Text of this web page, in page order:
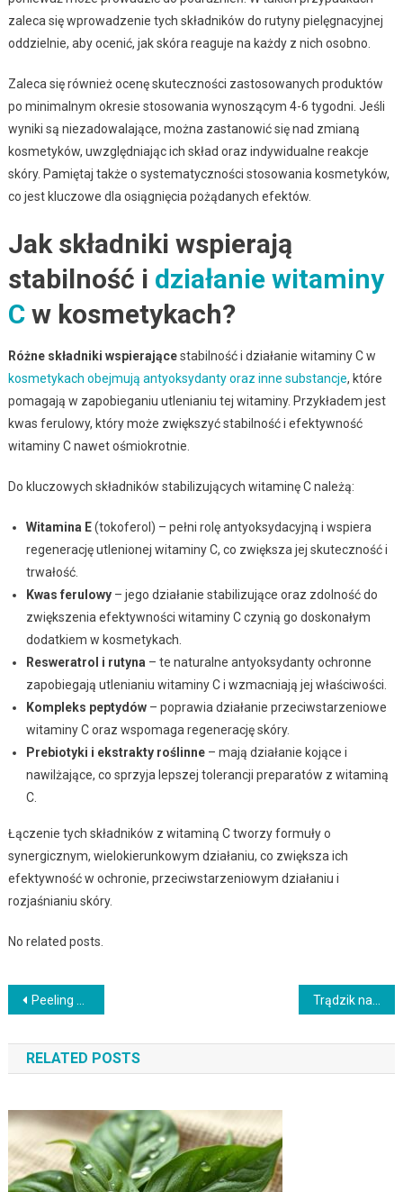
zaleca się wprowadzenie tych składników do rutyny pielęgnacyjnej
oddzielnie, aby ocenić, jak skóra reaguje na każdy z nich osobno.
Zaleca się również ocenę skuteczności zastosowanych produktów
po minimalnym okresie stosowania wynoszącym 4-6 tygodni. Jeśli
wyniki są niezadowalające, można zastanowić się nad zmianą
kosmetyków, uwzględniając ich skład oraz indywidualne reakcje
skóry. Pamiętaj także o systematyczności stosowania kosmetyków,
co jest kluczowe dla osiągnięcia pożądanych efektów.
Jak składniki wspierają
stabilność i działanie witaminy
Cw kosmetykach?
Różne składniki wspierającestabilność i działanie witaminy C w
kosmetykach obejmują antyoksydanty oraz inne substancje, które
pomagają w zapobieganiu utlenianiu tej witaminy. Przykładem jest
kwas ferulowy, który może zwiększyć stabilność i efektywność
witaminy C nawet ośmiokrotnie.
Do kluczowych składników stabilizujących witaminę C należą:
Witamina E(tokoferol) – pełni rolę antyoksydacyjną i wspiera
regenerację utlenionej witaminy C, co zwiększa jej skuteczność i
trwałość.
Kwas ferulowy– jego działanie stabilizujące oraz zdolność do
zwiększenia efektywności witaminy C czynią go doskonałym
dodatkiem w kosmetykach.
Resweratrol i rutyna – te naturalne antyoksydanty ochronne
zapobiegają utlenianiu witaminy C i wzmacniają jej właściwości.
Kompleks peptydów– poprawia działanie przeciwstarzeniowe
witaminy C oraz wspomaga regenerację skóry.
Prebiotyki i ekstrakty roślinne– mają działanie kojące i
nawilżające, co sprzyja lepszej tolerancji preparatów z witaminą
C.
Łączenie tych składników z witaminą C tworzy formuły o
synergicznym, wielokierunkowym działaniu, co zwiększa ich
efektywność w ochronie, przeciwstarzeniowym działaniu i
rozjaśnianiu skóry.
No related posts.
Nawigacja
wpisu
Peeling azelainowy w pielęgnacji: co daje, jak stosować i z czym łączyć
RELATED POSTS